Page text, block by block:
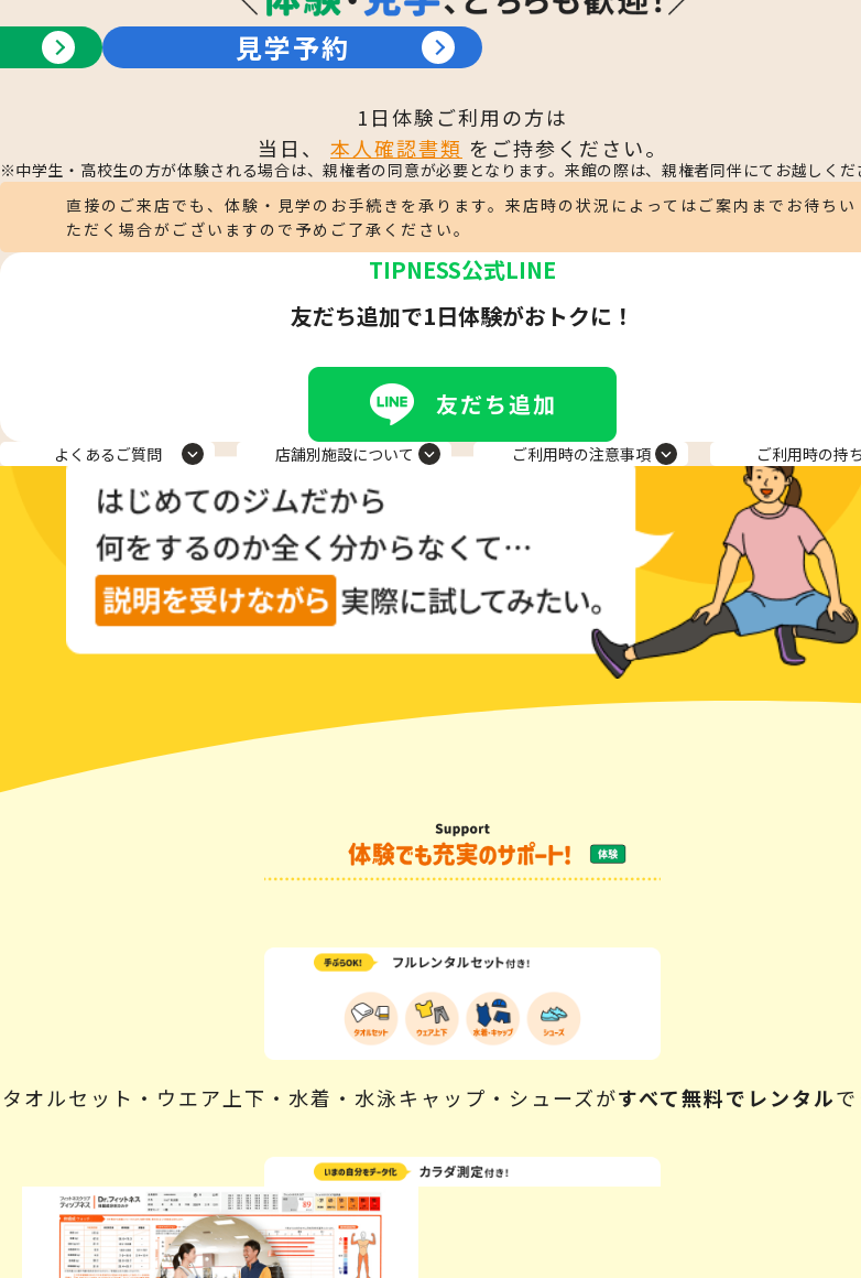
見学予約
1日体験ご利用の方は
当日、 本人確認書類 をご持参ください。
中学生・高校生の方が体験される場合は、親権者の同意が必要となります。来館の際は、親権者同伴にてお越しくだ
直接のご来店でも、体験・見学のお手続きを承ります。来店時の状況によってはご案内までお待ちい
ただく場合がございますので予めご了承ください。
TIPNESS公式LINE
友だち追加で1日体験がおトクに！
よくあるご質問 店舗別施設について ご利用時の注意事項 ご利用時の持
タオルセット・ウエア上下・水着・水泳キャップ・シューズがすべて無料でレンタルで